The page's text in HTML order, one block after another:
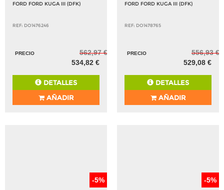
FORD FORD KUGA III (DFK)
REF: DO1476246
PRECIO
562,97 €
534,82 €
DETALLES
AÑADIR
FORD FORD KUGA III (DFK)
REF: DO1478765
PRECIO
556,93 €
529,08 €
DETALLES
AÑADIR
-5% -5%